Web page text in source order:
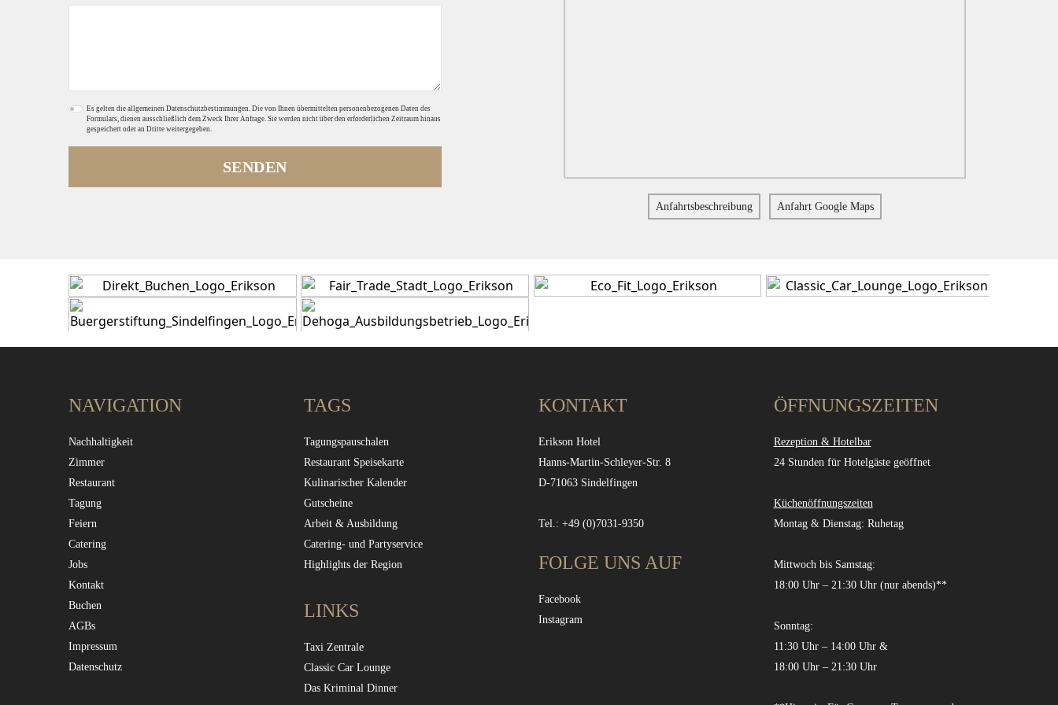
Es gelten die allgemeinen Datenschutzbestimmungen. Die von Ihnen übermittelten personenbezogenen Daten des
Formulars, dienen ausschließlich dem Zweck Ihrer Anfrage. Sie werden nicht über den erforderlichen Zeitraum hinaus
gespeichert oder an Dritte weitergegeben.
SENDEN
Anfahrtsbeschreibung Anfahrt Google Maps
NAVIGATION
Nachhaltigkeit
Zimmer
Restaurant
Tagung
Feiern
Catering
Jobs
Kontakt
Buchen
AGBs
Impressum
Datenschutz
TAGS
Tagungspauschalen
Restaurant Speisekarte
Kulinarischer Kalender
Gutscheine
Arbeit & Ausbildung
Catering- und Partyservice
Highlights der Region
LINKS
Taxi Zentrale
Classic Car Lounge
Das Kriminal Dinner
KONTAKT
Erikson Hotel
Hanns-Martin-Schleyer-Str. 8
D-71063 Sindelfingen
Tel.: +49 (0)7031-9350
FOLGE UNS AUF
Facebook
Instagram
ÖFFNUNGSZEITEN
Rezeption & Hotelbar
24 Stunden für Hotelgäste geöffnet
Küchenöffnungszeiten
Montag & Dienstag: Ruhetag
Mittwoch bis Samstag:
18:00 Uhr – 21:30 Uhr (nur abends)**
Sonntag:
11:30 Uhr – 14:00 Uhr &
18:00 Uhr – 21:30 Uhr